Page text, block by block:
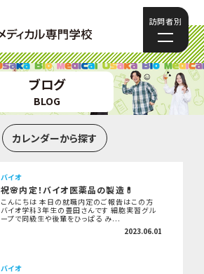
訪問者別
ブログ
BLOG
カレンダーから探す
バイオ
祝🌸内定！バイオ医薬品の製造💊
こんにちは 本日の就職内定のご報告はこの方
バイオ学科3年生の豊田さんです 細胞実習グル
ープで同級生や後輩をひっぱる み...
2023.06.01
バイオ